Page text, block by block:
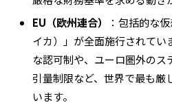
EU（欧州連合）
：包括的な
イカ）」が全面施行されてい
な認可制や、ユーロ圏外のス
引量制限など、世界で最も厳
います。